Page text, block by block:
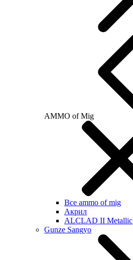
AMMO of Mig
Все ammo of mig
Акрил
ALCLAD II Metallic
Gunze Sangyo